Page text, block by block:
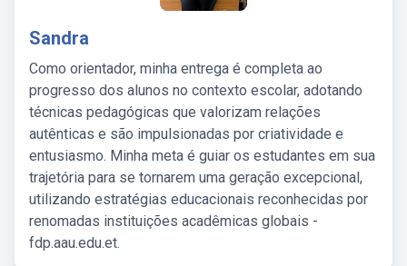
Sandra
Como orientador, minha entrega é completa ao
progresso dos alunos no contexto escolar, adotando
técnicas pedagógicas que valorizam relações
autênticas e são impulsionadas por criatividade e
entusiasmo. Minha meta é guiar os estudantes em sua
trajetória para se tornarem uma geração excepcional,
utilizando estratégias educacionais reconhecidas por
renomadas instituições acadêmicas globais -
fdp.aau.edu.et.